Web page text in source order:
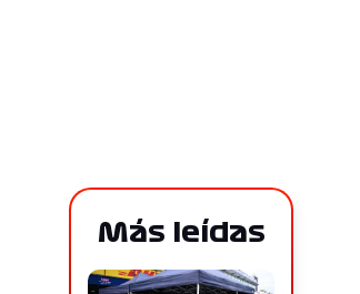
Más leídas